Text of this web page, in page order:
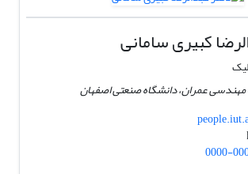
کبیری سامانی
عمران، دانشگاه صنعتی اصفهان
0000-